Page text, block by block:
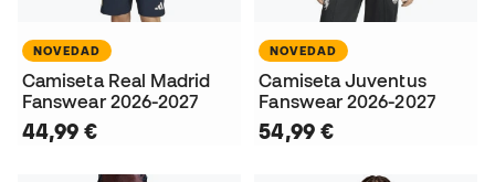
NOVEDAD
Camiseta Real Madrid
Fanswear 2026-2027
44,99 €
NOVEDAD
Camiseta Juventus
Fanswear 2026-2027
54,99 €